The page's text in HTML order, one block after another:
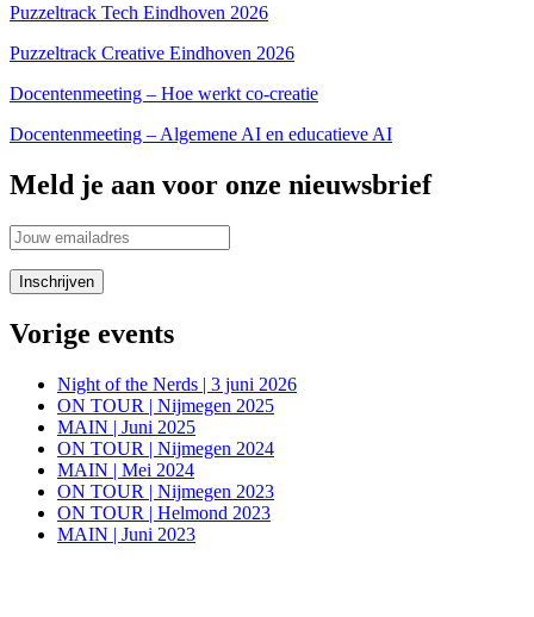
Puzzeltrack Tech Eindhoven 2026
Puzzeltrack Creative Eindhoven 2026
Docentenmeeting – Hoe werkt co-creatie
Docentenmeeting – Algemene AI en educatieve AI
Meld je aan voor onze nieuwsbrief
Vorige events
Night of the Nerds | 3 juni 2026
ON TOUR | Nijmegen 2025
MAIN | Juni 2025
ON TOUR | Nijmegen 2024
MAIN | Mei 2024
ON TOUR | Nijmegen 2023
ON TOUR | Helmond 2023
MAIN | Juni 2023